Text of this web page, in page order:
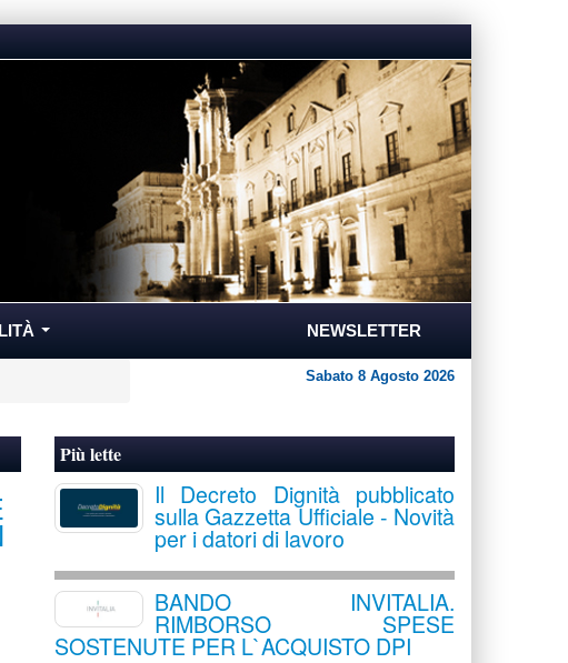
NEWSLETTER
Sabato 8 Agosto 2026
Più lette
Il Decreto Dignità pubblicato
sulla Gazzetta Ufficiale - Novità
per i datori di lavoro
BANDO INVITALIA.
RIMBORSO SPESE
SOSTENUTE PER L`ACQUISTO DPI